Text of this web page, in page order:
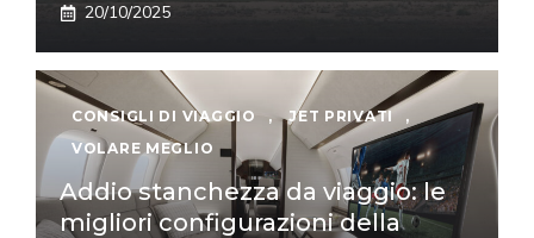
20/10/2025
CONSIGLI DI VIAGGIO , JET PRIVATI
,
VOLARE MEGLIO
Addio stanchezza da viaggio: le
migliori configurazioni della